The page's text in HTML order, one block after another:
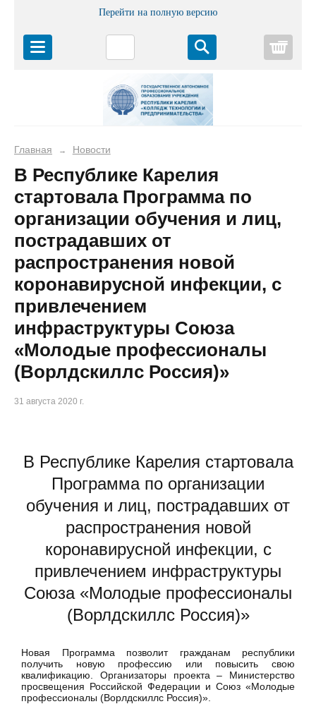
Перейти на полную версию
Главная → Новости
В Республике Карелия
стартовала Программа по
организации обучения и лиц,
пострадавших от
распространения новой
коронавирусной инфекции, с
привлечением
инфраструктуры Союза
«Молодые профессионалы
(Ворлдскиллс Россия)»
31 августа 2020 г.
В Республике Карелия стартовала
Программа по организации
обучения и лиц, пострадавших от
распространения новой
коронавирусной инфекции, с
привлечением инфраструктуры
Союза «Молодые профессионалы
(Ворлдскиллс Россия)»
Новая Программа позволит гражданам республики
получить новую профессию или повысить свою
квалификацию. Организаторы проекта – Министерство
просвещения Российской Федерации и Союз «Молодые
профессионалы (Ворлдскиллс Россия)».